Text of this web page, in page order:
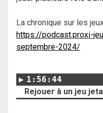
La chronique sur les
https://podcast.proxi-
septembre-2024/
1:56:44
Rejouer à un jeu